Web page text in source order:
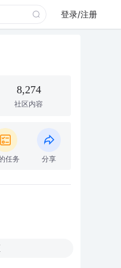
登录/注册
8,274
社区内容
任务 分享